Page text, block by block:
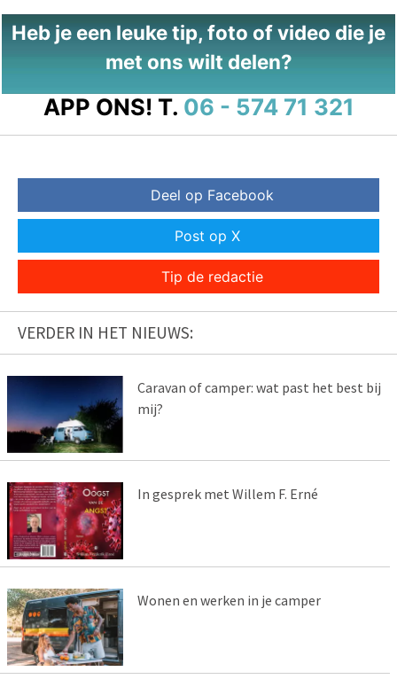
Heb je een leuke tip, foto of video die je
met ons wilt delen?
APP ONS! T. 06 - 574 71 321
Deel op Facebook
Post op X
Tip de redactie
VERDER IN HET NIEUWS:
Caravan of camper: wat past het best bij
mij?
In gesprek met Willem F. Erné
Wonen en werken in je camper